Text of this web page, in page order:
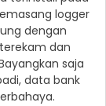
logger
dengan
dan
saja
data bank